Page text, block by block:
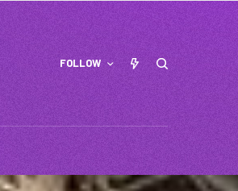
FOLLOW